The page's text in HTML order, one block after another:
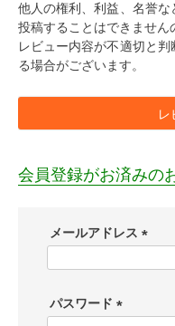
他人の権利、利益、名誉
投稿することはできません
レビュー内容が不適切と
る場合がございます。
レ
会員登録がお済みの
メールアドレス
)
パスワード